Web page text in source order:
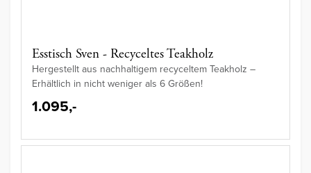
Esstisch Sven - Recyceltes Teakholz
Hergestellt aus nachhaltigem recyceltem Teakholz –
Erhältlich in nicht weniger als 6 Größen!
1.095,-